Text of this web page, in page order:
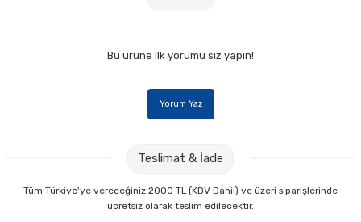
Zımbalar
Daksiller
Guaj Boyaları
Bu ürüne ilk yorumu siz yapın!
Yorum Yaz
Teslimat & İade
Tüm Türkiye'ye vereceğiniz 2000 TL (KDV Dahil) ve üzeri siparişlerinde
ücretsiz olarak teslim edilecektir.